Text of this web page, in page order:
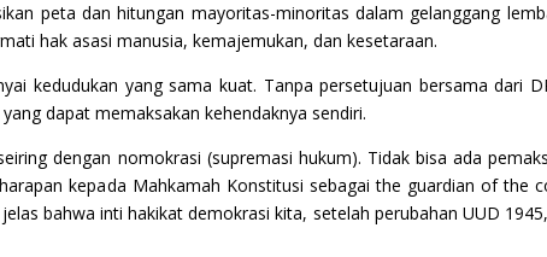
peta dan hitungan mayoritas-minoritas dalam gelanggang
hak asasi manusia, kemajemukan, dan kesetaraan.
kedudukan yang sama kuat. Tanpa persetujuan bersama dari
dapat memaksakan kehendaknya sendiri.
dengan nomokrasi (supremasi hukum). Tidak bisa ada
kepada Mahkamah Konstitusi sebagai the guardian of the
bahwa inti hakikat demokrasi kita, setelah perubahan UUD